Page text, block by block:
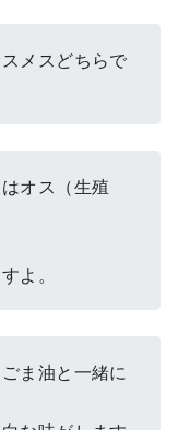
メスどちらで
オス（生殖
よ。
ま油と一緒に